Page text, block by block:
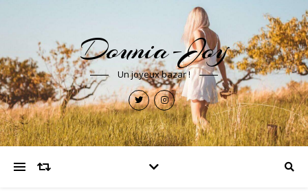
Dounia-Joy
Un joyeux bazar !